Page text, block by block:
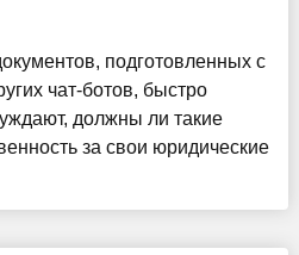
подготовленных с
чат-ботов, быстро
должны ли такие
за свои юридические